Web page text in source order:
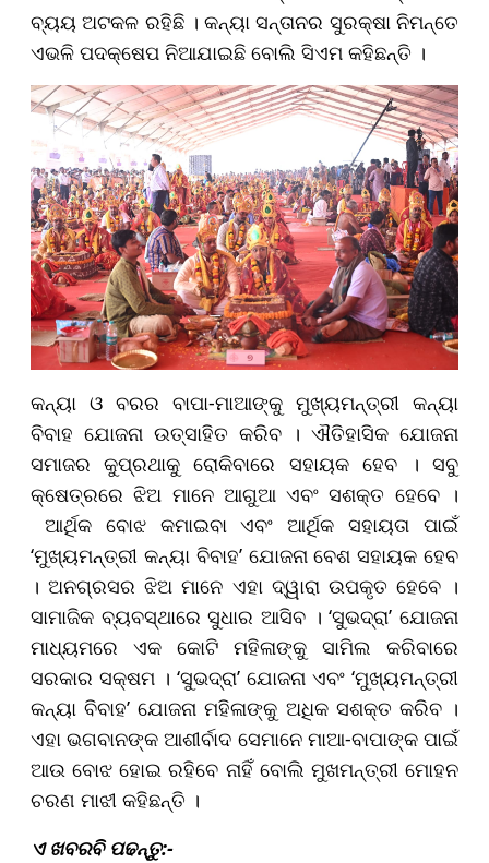
ବ୍ୟୟ ଅଟକଳ ରହିଛି । କନ୍ୟା ସନ୍ତାନର ସୁରକ୍ଷା ନିମନ୍ତେ
ଏଭଳି ପଦକ୍ଷେପ ନିଆଯାଇଛି ବୋଲି ସିଏମ କହିଛନ୍ତି ।
କନ୍ୟା ଓ ବରର ବାପା-ମାଆଙ୍କୁ ମୁଖ୍ୟମନ୍ତ୍ରୀ କନ୍ୟା
ବିବାହ ଯୋଜନା ଉତ୍ସାହିତ କରିବ । ଐତିହାସିକ ଯୋଜନା
ସମାଜର କୁପ୍ରଥାକୁ ରୋକିବାରେ ସହାୟକ ହେବ । ସବୁ
କ୍ଷେତ୍ରରେ ଝିଅ ମାନେ ଆଗୁଆ ଏବଂ ସଶକ୍ତ ହେବେ ।
ଆର୍ଥିକ ବୋଝ କମାଇବା ଏବଂ ଆର୍ଥିକ ସହାୟତା ପାଇଁ
‘ମୁଖ୍ୟମନ୍ତ୍ରୀ କନ୍ୟା ବିବାହ’ ଯୋଜନା ବେଶ ସହାୟକ ହେବ
। ଅନଗ୍ରସର ଝିଅ ମାନେ ଏହା ଦ୍ୱାରା ଉପକୃତ ହେବେ ।
ସାମାଜିକ ବ୍ୟବସ୍ଥାରେ ସୁଧାର ଆସିବ । ‘ସୁଭଦ୍ରା’ ଯୋଜନା
ମାଧ୍ୟମରେ ଏକ କୋଟି ମହିଳାଙ୍କୁ ସାମିଲ କରିବାରେ
ସରକାର ସକ୍ଷମ । ‘ସୁଭଦ୍ରା’ ଯୋଜନା ଏବଂ ‘ମୁଖ୍ୟମନ୍ତ୍ରୀ
କନ୍ୟା ବିବାହ’ ଯୋଜନା ମହିଳାଙ୍କୁ ଅଧିକ ସଶକ୍ତ କରିବ ।
ଏହା ଭଗବାନଙ୍କ ଆଶୀର୍ବାଦ ସେମାନେ ମାଆ-ବାପାଙ୍କ ପାଇଁ
ଆଉ ବୋଝ ହୋଇ ରହିବେ ନାହିଁ ବୋଲି ମୁଖମନ୍ତ୍ରୀ ମୋହନ
ଚରଣ ମାଝୀ କହିଛନ୍ତି ।
ଏ ଖବରବି ପଢନ୍ତୁ:-